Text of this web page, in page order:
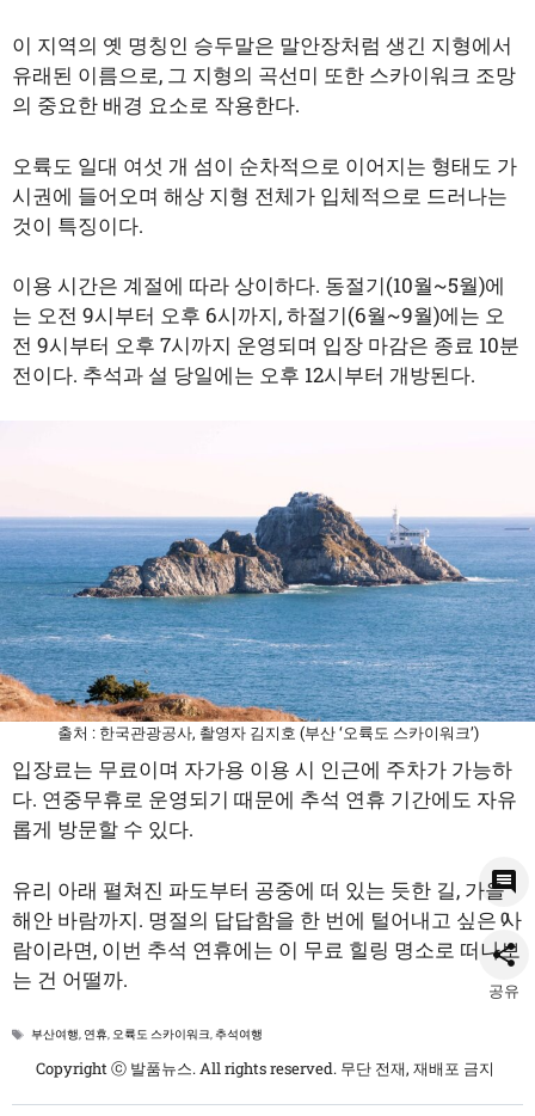
이 지역의 옛 명칭인 승두말은 말안장처럼 생긴 지형에서
유래된 이름으로, 그 지형의 곡선미 또한 스카이워크 조망
의 중요한 배경 요소로 작용한다.
오륙도 일대 여섯 개 섬이 순차적으로 이어지는 형태도 가
시권에 들어오며 해상 지형 전체가 입체적으로 드러나는
것이 특징이다.
이용 시간은 계절에 따라 상이하다. 동절기(10월~5월)에
는 오전 9시부터 오후 6시까지, 하절기(6월~9월)에는 오
전 9시부터 오후 7시까지 운영되며 입장 마감은 종료 10분
전이다. 추석과 설 당일에는 오후 12시부터 개방된다.
출처 : 한국관광공사, 촬영자 김지호 (부산 ‘오륙도 스카이워크’)
입장료는 무료이며 자가용 이용 시 인근에 주차가 가능하
다. 연중무휴로 운영되기 때문에 추석 연휴 기간에도 자유
롭게 방문할 수 있다.
유리 아래 펼쳐진 파도부터 공중에 떠 있는 듯한 길, 가을
해안 바람까지. 명절의 답답함을 한 번에 털어내고 싶은 사
람이라면, 이번 추석 연휴에는 이 무료 힐링 명소로 떠나보
는 건 어떨까.
0
공유
태
부산여행, 연휴, 오륙도 스카이워크, 추석여행
Copyright ⓒ 발품뉴스. All rights reserved. 무단 전재, 재배포 금지